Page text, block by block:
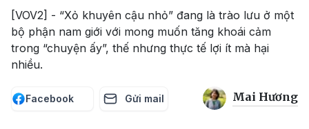
[VOV2] - “Xỏ khuyên cậu nhỏ” đang là trào lưu ở một
bộ phận nam giới với mong muốn tăng khoái cảm
trong “chuyện ấy”, thế nhưng thực tế lợi ít mà hại
nhiều.
Facebook Gửi mail Mai Hương